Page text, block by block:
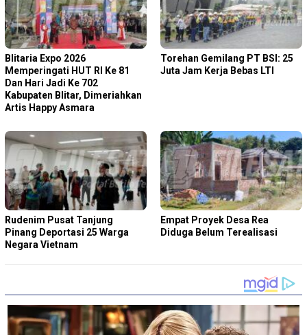
Blitaria Expo 2026
Memperingati HUT RI Ke 81
Dan Hari Jadi Ke 702
Kabupaten Blitar, Dimeriahkan
Artis Happy Asmara
Torehan Gemilang PT BSI: 25
Juta Jam Kerja Bebas LTI
Rudenim Pusat Tanjung
Pinang Deportasi 25 Warga
Negara Vietnam
Empat Proyek Desa Rea
Diduga Belum Terealisasi